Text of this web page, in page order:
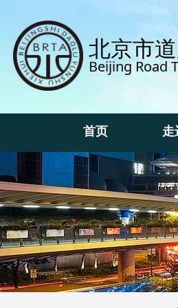
北京市
Beijing Road
ꂃ
首页
首页
走
走